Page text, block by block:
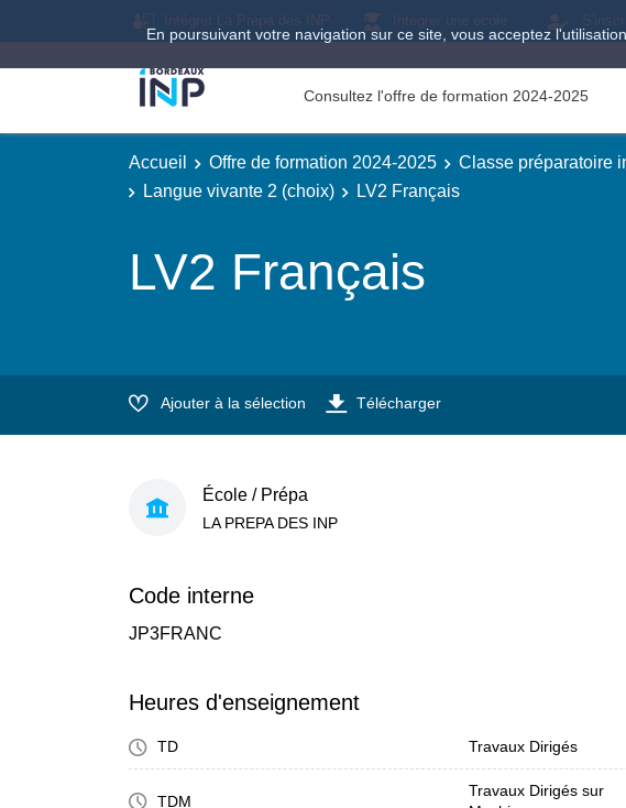
En poursuivant votre navigation sur ce site, vous acceptez
Intégrer La Prépa des INP Intégrer une école
Consultez l'offre de formation 2024-2025
Accueil Offre de formation 2024-2025 Classe préparatoire
Langue vivante 2 (choix)
LV2 Français
LV2 Français
Ajouter à la sélection Télécharger
École / Prépa
LA PREPA DES INP
Code interne
JP3FRANC
Heures d'enseignement
TD Travaux Dirigés
TDM
Travaux Dirigés sur